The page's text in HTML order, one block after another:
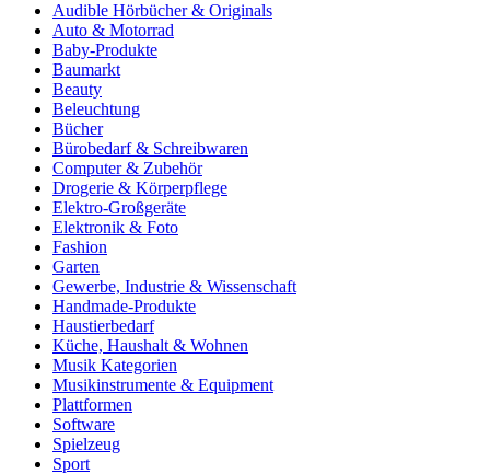
Audible Hörbücher & Originals
Auto & Motorrad
Baby-Produkte
Baumarkt
Beauty
Beleuchtung
Bücher
Bürobedarf & Schreibwaren
Computer & Zubehör
Drogerie & Körperpflege
Elektro-Großgeräte
Elektronik & Foto
Fashion
Garten
Gewerbe, Industrie & Wissenschaft
Handmade-Produkte
Haustierbedarf
Küche, Haushalt & Wohnen
Musik Kategorien
Musikinstrumente & Equipment
Plattformen
Software
Spielzeug
Sport